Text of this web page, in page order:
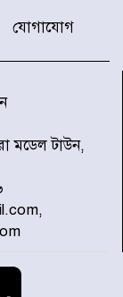
এ দেশেই
হোক না কেন,
দিবসে
আভাস
যোগাযোগ
মডেল টাউন,